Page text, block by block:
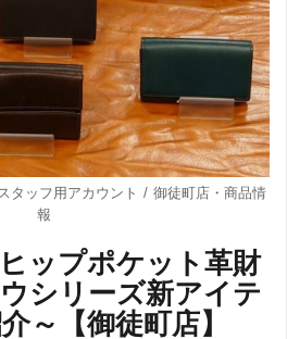
タッフ用アカウント 御徒町店 ・ 商品情
報
ップポケット革財
シリーズ新アイテ
～【御徒町店】